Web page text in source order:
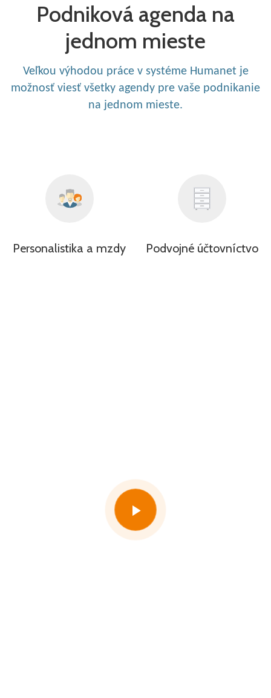
Podniková agenda na
jednom mieste
Veľkou výhodou práce v systéme Humanet je
možnosť viesť všetky agendy pre vaše podnikanie
na jednom mieste.
Personalistika a mzdy Podvojné účtovníctvo